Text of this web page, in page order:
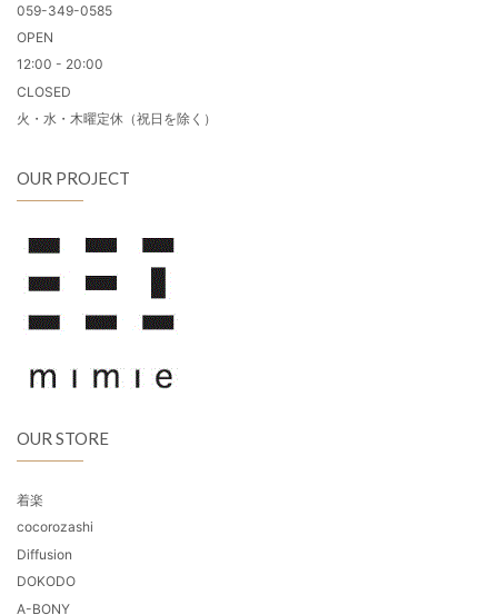
059-349-0585
OPEN
12:00 - 20:00
CLOSED
火・水・木曜定休（祝日を除く）
OUR PROJECT
OUR STORE
着楽
cocorozashi
Diffusion
DOKODO
A-BONY